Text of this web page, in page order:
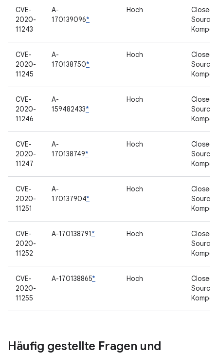
CVE-
2020-
11243
A-
170139096*
Hoch
Closed-
Source-
CVE-
2020-
11245
A-
170138750*
Hoch
Closed-
Source-
CVE-
2020-
11246
A-
159482433*
Hoch
Closed-
Source-
CVE-
2020-
11247
A-
170138749*
Hoch
Closed-
Source-
CVE-
2020-
11251
A-
170137904*
Hoch
Closed-
Source-
CVE-
2020-
11252
A-170138791* Hoch
Closed-
Source-
CVE-
2020-
11255
A-170138865* Hoch
Closed-
Source-
Häufig gestellte Fragen und